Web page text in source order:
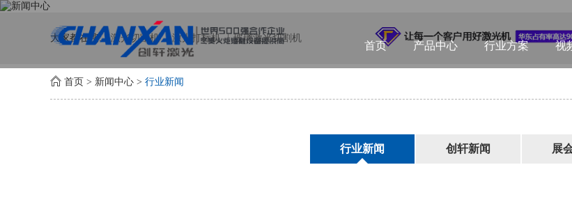
首页 产品中心 行业方案 视
大家都在搜: 激光切割机 激光打标机 玻璃激光切割机
首页 > 新闻中心 > 行业新闻
行业新闻 创轩新闻 展